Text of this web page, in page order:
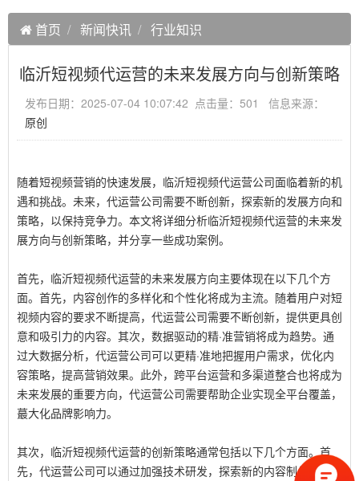
首页 新闻快讯 行业知识
临沂短视频代运营的未来发展方向与创新策略
发布日期：2025-07-04 10:07:42 点击量：501 信息来源：
原创
随着短视频营销的快速发展，临沂短视频代运营公司面临着新的机
遇和挑战。未来，代运营公司需要不断创新，探索新的发展方向和
策略，以保持竞争力。本文将详细分析临沂短视频代运营的未来发
展方向与创新策略，并分享一些成功案例。
首先，临沂短视频代运营的未来发展方向主要体现在以下几个方
面。首先，内容创作的多样化和个性化将成为主流。随着用户对短
视频内容的要求不断提高，代运营公司需要不断创新，提供更具创
意和吸引力的内容。其次，数据驱动的精·准营销将成为趋势。通
过大数据分析，代运营公司可以更精·准地把握用户需求，优化内
容策略，提高营销效果。此外，跨平台运营和多渠道整合也将成为
未来发展的重要方向，代运营公司需要帮助企业实现全平台覆盖，
蕞大化品牌影响力。
其次，临沂短视频代运营的创新策略通常包括以下几个方面。首
先，代运营公司可以通过加强技术研发，探索新的内容制作和运营